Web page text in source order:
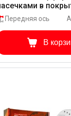
в
для Hyundai
HG HG
Передняя ось
В